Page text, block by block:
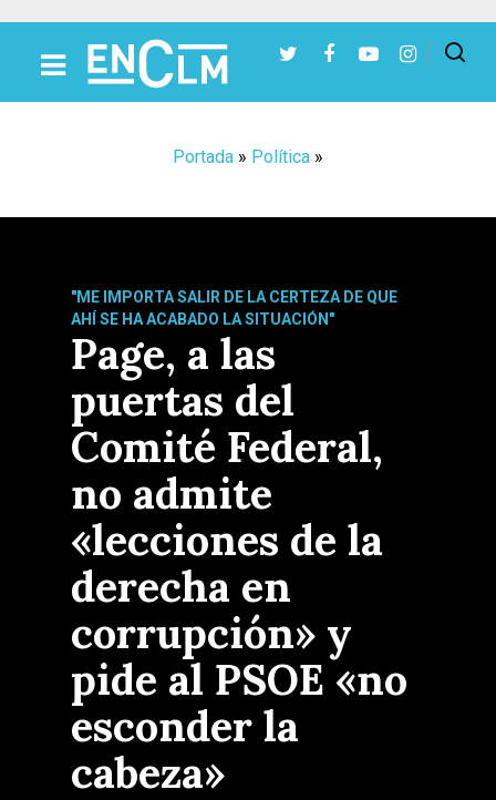
Portada » Política »
"ME IMPORTA SALIR DE LA CERTEZA DE QUE
AHÍ SE HA ACABADO LA SITUACIÓN"
Page, a las
puertas del
Comité Federal,
no admite
«lecciones de la
derecha en
corrupción» y
pide al PSOE «no
esconder la
cabeza»